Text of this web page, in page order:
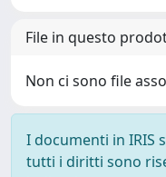
File in questo
Non ci sono file
I documenti in IRIS
tutti i diritti sono